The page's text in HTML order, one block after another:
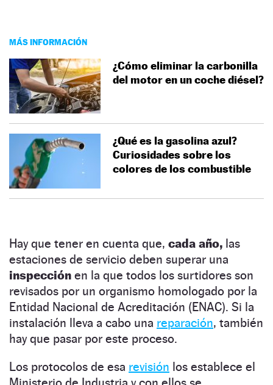
MÁS INFORMACIÓN
¿Cómo eliminar la carbonilla
del motor en un coche diésel?
¿Qué es la gasolina azul?
Curiosidades sobre los
colores de los combustible
Hay que tener en cuenta que, cada año, las
estaciones de servicio deben superar una
inspección en la que todos los surtidores son
revisados por un organismo homologado por la
Entidad Nacional de Acreditación (ENAC). Si la
instalación lleva a cabo una reparación, también
hay que pasar por este proceso.
Los protocolos de esa revisión los establece el